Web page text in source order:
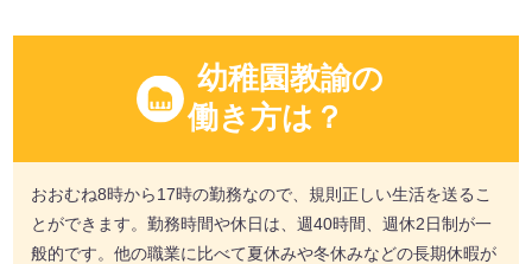
幼稚園教諭の
働き方は？
おおむね8時から17時の勤務なので、規則正しい生活を送るこ
とができます。勤務時間や休日は、週40時間、週休2日制が一
般的です。他の職業に比べて夏休みや冬休みなどの長期休暇が